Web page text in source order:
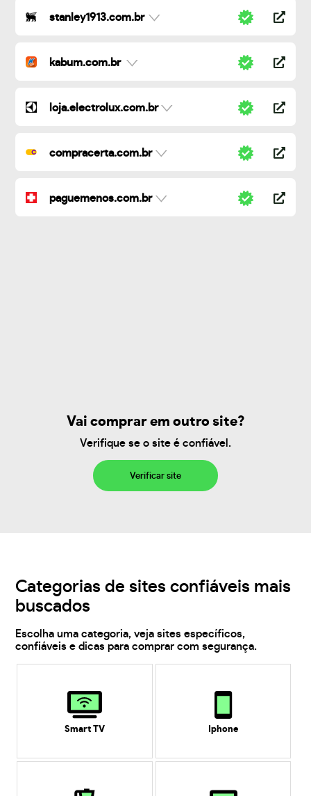
stanley1913.com.br
kabum.com.br
loja.electrolux.com.br
compracerta.com.br
paguemenos.com.br
Vai comprar em outro site?
Verifique se o site é confiável.
Verificar site
Categorias de sites confiáveis mais
buscados
Escolha uma categoria, veja sites específicos,
confiáveis e dicas para comprar com segurança.
Smart TV Iphone